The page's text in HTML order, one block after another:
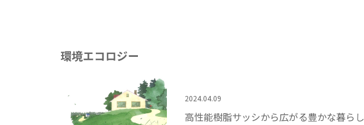
環境エコロジー
2024.04.09
高性能樹脂サッシから広がる豊かな暮らし